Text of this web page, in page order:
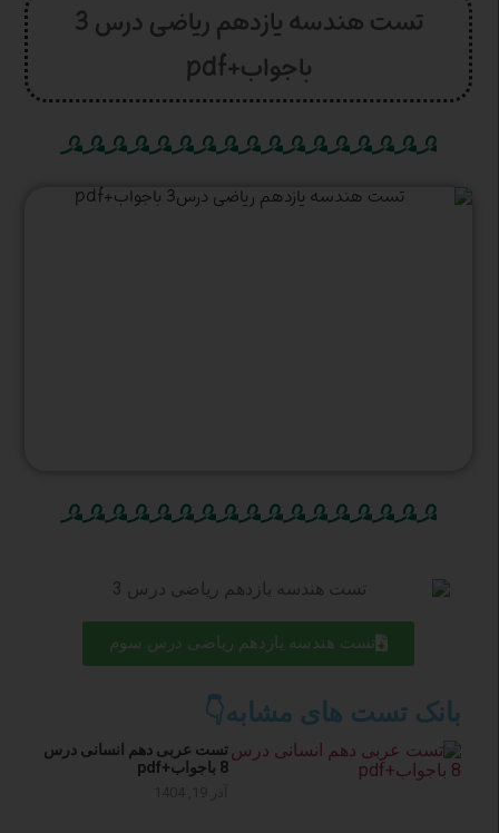
تست هندسه یازدهم ریاضی درس 3
باجواب+pdf
تست هندسه یازدهم ریاضی درس سوم
بانک تست های مشابه👇
تست عربی دهم انسانی درس
8 باجواب+pdf